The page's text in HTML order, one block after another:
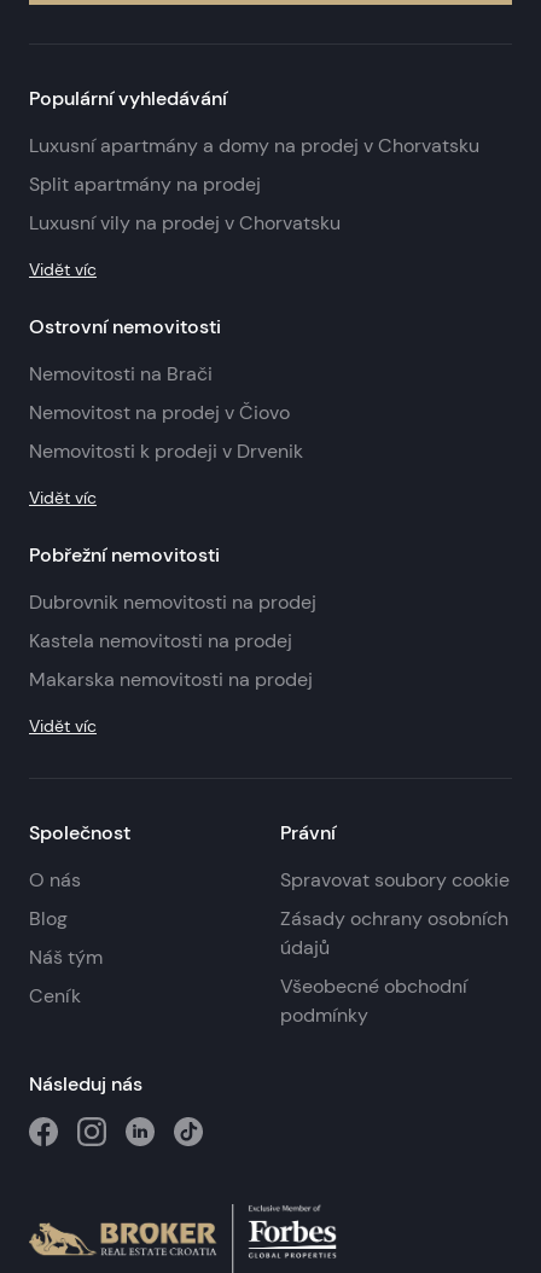
Populární vyhledávání
Luxusní apartmány a domy na prodej v Chorvatsku
Split apartmány na prodej
Luxusní vily na prodej v Chorvatsku
Vidět víc
Ostrovní nemovitosti
Nemovitosti na Brači
Nemovitost na prodej v Čiovo
Nemovitosti k prodeji v Drvenik
Vidět víc
Pobřežní nemovitosti
Dubrovnik nemovitosti na prodej
Kastela nemovitosti na prodej
Makarska nemovitosti na prodej
Vidět víc
Společnost
O nás
Blog
Náš tým
Ceník
Právní
Spravovat soubory cookie
Zásady ochrany osobních
údajů
Všeobecné obchodní
podmínky
Následuj nás